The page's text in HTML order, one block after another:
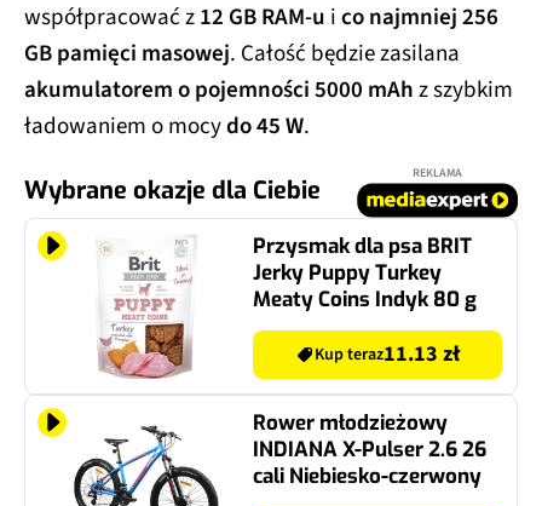
współpracować z12 GB RAM-u ico najmniej 256
GB pamięci masowej. Całość będzie zasilana
akumulatorem o pojemności 5000 mAhz szybkim
ładowaniem o mocydo 45 W.
Wybrane okazje dla Ciebie
REKLAMA
Przysmak dla psa BRIT
Jerky Puppy Turkey
Meaty Coins Indyk 80 g
Kup teraz11.13 zł
Rower młodzieżowy
INDIANA X-Pulser 2.6 26
cali Niebiesko-czerwony